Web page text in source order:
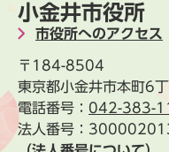
小金井市役所
市役所へのアクセス
〒184-8504
東京都小金井市本町6
電話番号： 042-383-
法人番号：